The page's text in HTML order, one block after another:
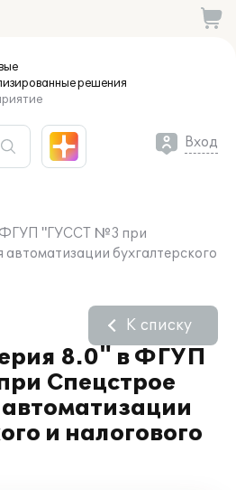
решения
Вход
ФГУП "ГУССТ №3 при
бухгалтерского
8.0" в ФГУП
Спецстрое
и налогового
К списку